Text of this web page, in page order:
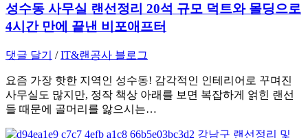
성수동 사무실 랜선정리 20석 규모 덕트와 몰딩으로
4시간 만에 끝낸 비포애프터
댓글 달기 /IT&랜공사 블로그
요즘 가장 핫한 지역인 성수동! 감각적인 인테리어로 꾸며진
사무실도 많지만, 정작 책상 아래를 보면 복잡하게 얽힌 랜선
들 때문에 골머리를 앓으시는…